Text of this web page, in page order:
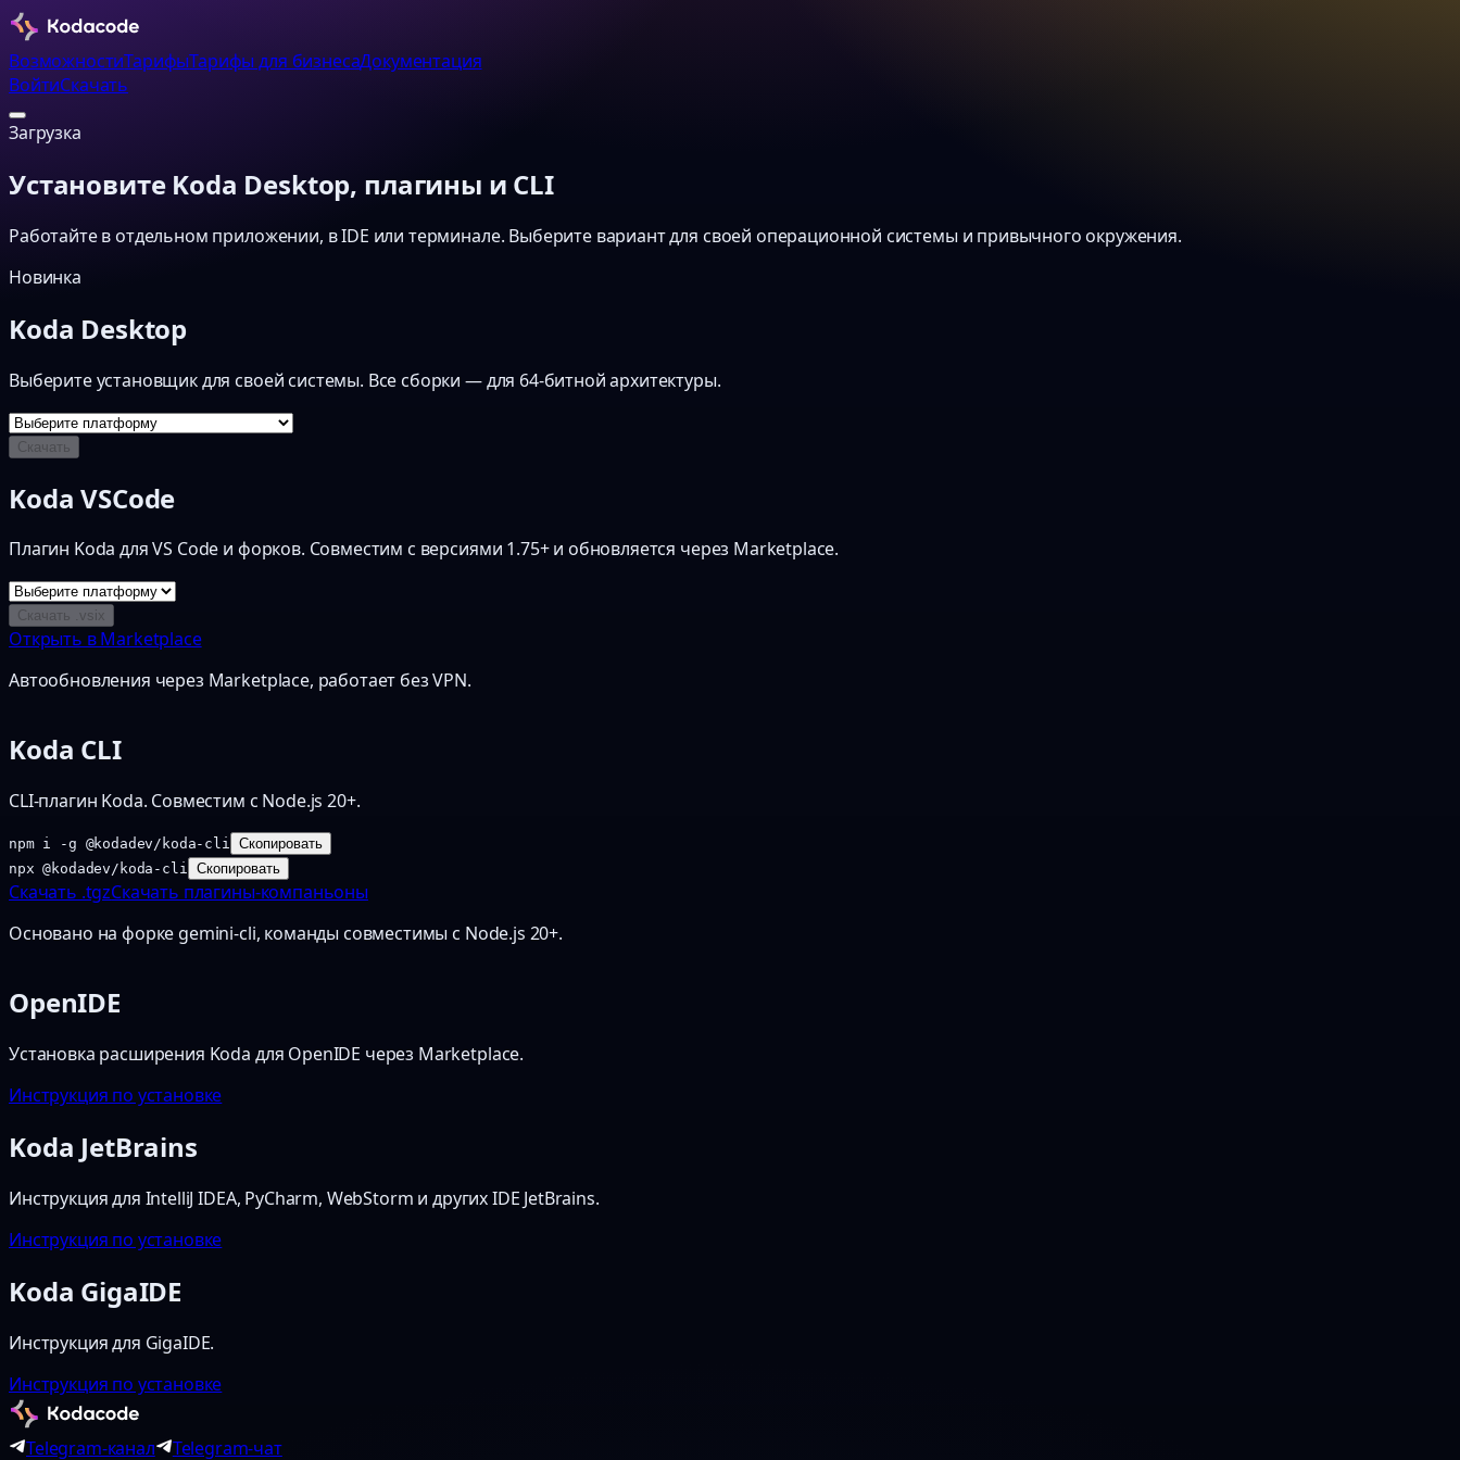
ВозможностиТарифыТарифы для бизнесаДокументация
ВойтиСкачать
Загрузка
Установите Koda Desktop, плагины и CLI
Работайте в отдельном приложении, в IDE или терминале. Выберите вариант для своей операционной системы и привычного окружения.
Новинка
Koda Desktop
Выберите установщик для своей системы. Все сборки — для 64-битной архитектуры.
Скачать
Koda VSCode
Плагин Koda для VS Code и форков. Совместим с версиями 1.75+ и обновляется через Marketplace.
Скачать .vsix
Открыть в Marketplace
Автообновления через Marketplace, работает без VPN.
Koda CLI
CLI-плагин Koda. Совместим с Node.js 20+.
npm i -g @kodadev/koda-cli Скопировать
npx @kodadev/koda-cli Скопировать
Скачать .tgzСкачать плагины-компаньоны
Основано на форке gemini-cli, команды совместимы с Node.js 20+.
OpenIDE
Установка расширения Koda для OpenIDE через Marketplace.
Инструкция по установке
Koda JetBrains
Инструкция для IntelliJ IDEA, PyCharm, WebStorm и других IDE JetBrains.
Инструкция по установке
Koda GigaIDE
Инструкция для GigaIDE.
Инструкция по установке
Telegram-канал
Telegram-чат